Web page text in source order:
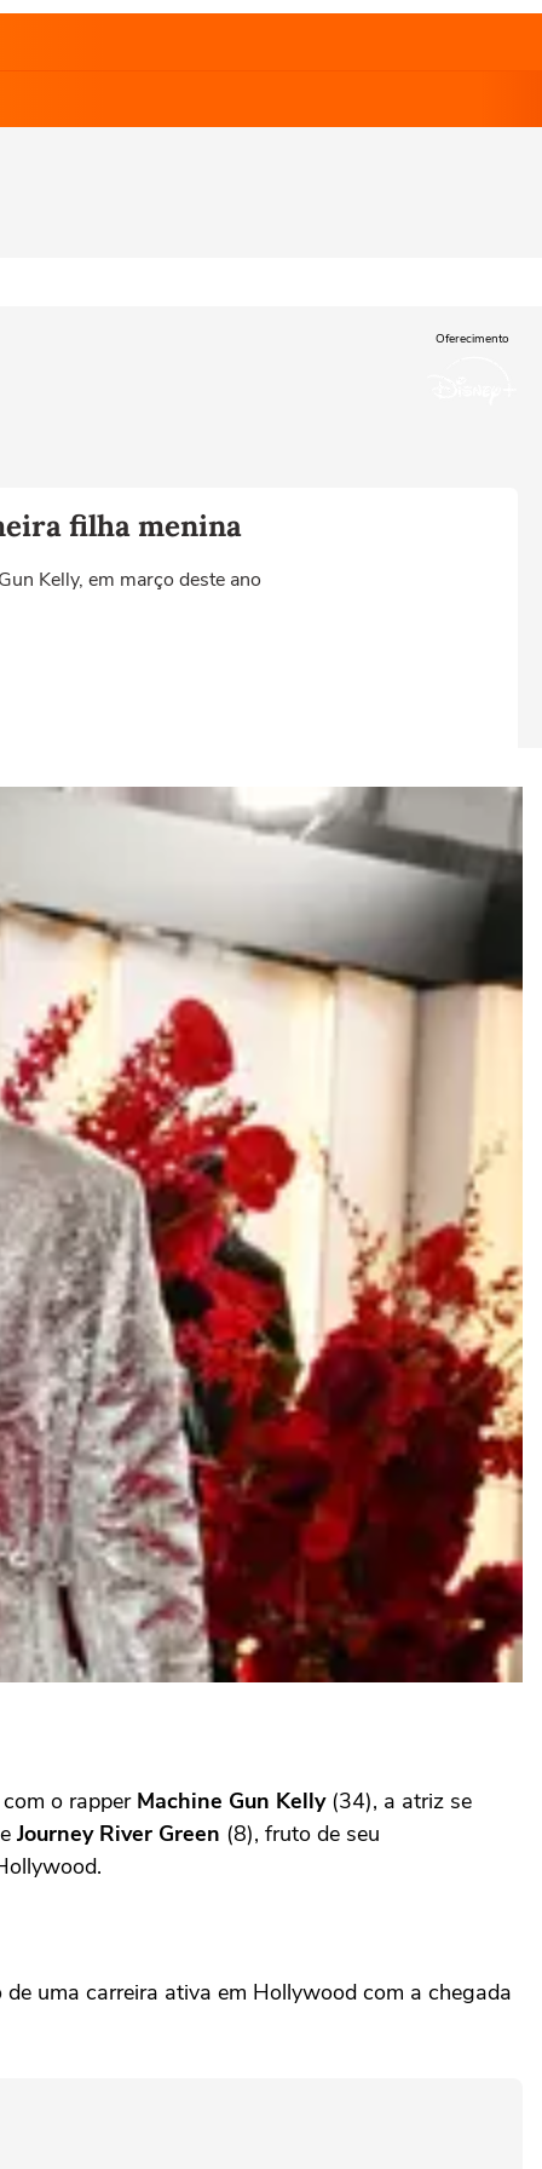
Oferecimento
filha menina
Kelly, em março deste ano
o rapper Machine Gun Kelly(34), a atriz se
Journey River Green (8), fruto de seu
uma carreira ativa em Hollywood com a chegada